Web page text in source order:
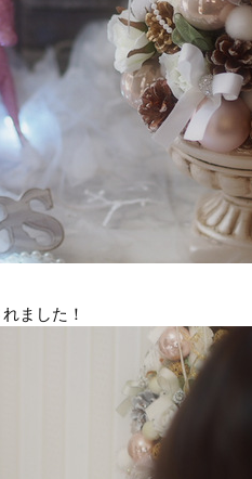
ました！